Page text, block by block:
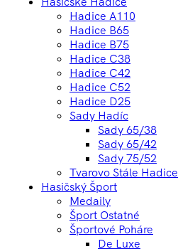
Hadice A110
Hadice B65
Hadice B75
Hadice C38
Hadice C42
Hadice C52
Hadice D25
Sady Hadíc
Sady 65/38
Sady 65/42
Sady 75/52
Tvarovo Stále Hadice
Hasičský Šport
Medaily
Šport Ostatné
Športové Poháre
De Luxe